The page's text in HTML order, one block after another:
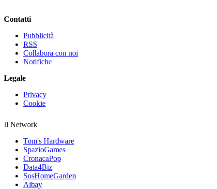
Contatti
Pubblicità
RSS
Collabora con noi
Notifiche
Legale
Privacy
Cookie
Il Network
Tom's Hardware
SpazioGames
CronacaPop
Data4Biz
SosHomeGarden
Aibay